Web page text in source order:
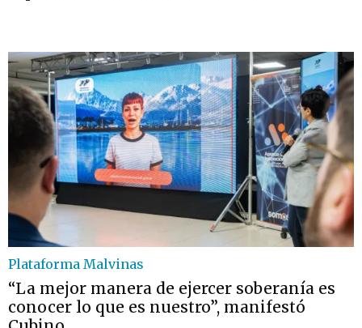
Plataforma Malvinas
“La mejor manera de ejercer soberanía es
conocer lo que es nuestro”, manifestó